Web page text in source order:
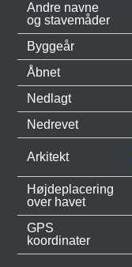
Andre navne
og stavemåder
Byggeår
Åbnet
Nedlagt
Nedrevet
Arkitekt
Højdeplacering
over havet
GPS
koordinater